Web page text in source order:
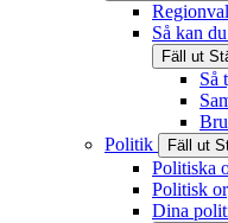
Så kan
Fäll ut
Så
Politik
Fäll ut
Politiska
Politisk
Dina